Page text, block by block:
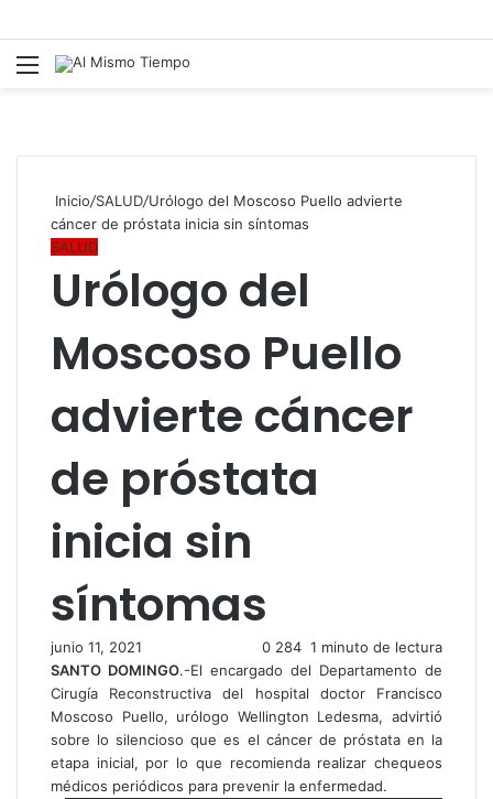
Menú
Inicio/SALUD/Urólogo del Moscoso Puello advierte
cáncer de próstata inicia sin síntomas
SALUD
Urólogo del
Moscoso Puello
advierte cáncer
de próstata
inicia sin
síntomas
junio 11, 2021 0 284 1 minuto de lectura
SANTO DOMINGO.-El encargado del Departamento de
Cirugía Reconstructiva del hospital doctor Francisco
Moscoso Puello, urólogo Wellington Ledesma, advirtió
sobre lo silencioso que es el cáncer de próstata en la
etapa inicial, por lo que recomienda realizar chequeos
médicos periódicos para prevenir la enfermedad.